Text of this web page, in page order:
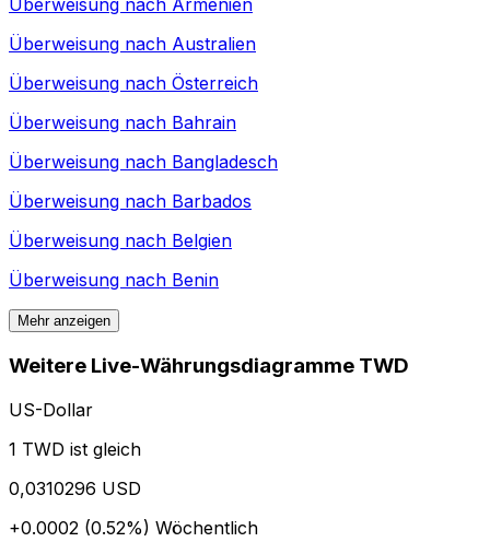
Überweisung nach Armenien
Überweisung nach Australien
Überweisung nach Österreich
Überweisung nach Bahrain
Überweisung nach Bangladesch
Überweisung nach Barbados
Überweisung nach Belgien
Überweisung nach Benin
Mehr anzeigen
Weitere Live-Währungsdiagramme TWD
US-Dollar
1 TWD ist gleich
0,0310296 USD
+0.0002 (0.52%) Wöchentlich